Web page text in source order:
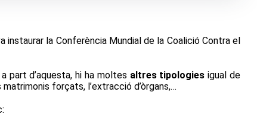
instaurar la Conferència Mundial de la Coalició Contra el
part d’aquesta, hi ha moltes altres tipologies igual de
forçats, l’extracció d’òrgans,…